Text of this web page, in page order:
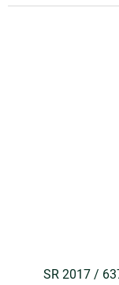
SR 2017 /